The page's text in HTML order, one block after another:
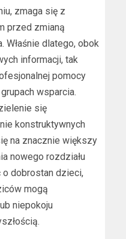
zmaga się z
przed zmianą
dlatego, obok
informacji, tak
pomocy
wsparcia.
się
konstruktywnych
na znacznie większy
nowego rozdziału
o dobrostan dzieci,
mogą
niepokoju